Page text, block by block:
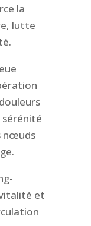
la
lutte
sérénité
nœuds
et